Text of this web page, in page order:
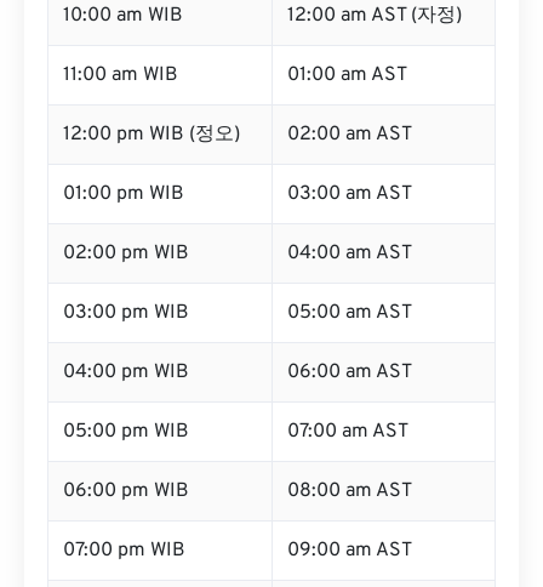
10:00 am WIB 12:00 am AST (자정)
11:00 am WIB 01:00 am AST
12:00 pm WIB (정오) 02:00 am AST
01:00 pm WIB 03:00 am AST
02:00 pm WIB 04:00 am AST
03:00 pm WIB 05:00 am AST
04:00 pm WIB 06:00 am AST
05:00 pm WIB 07:00 am AST
06:00 pm WIB 08:00 am AST
07:00 pm WIB 09:00 am AST